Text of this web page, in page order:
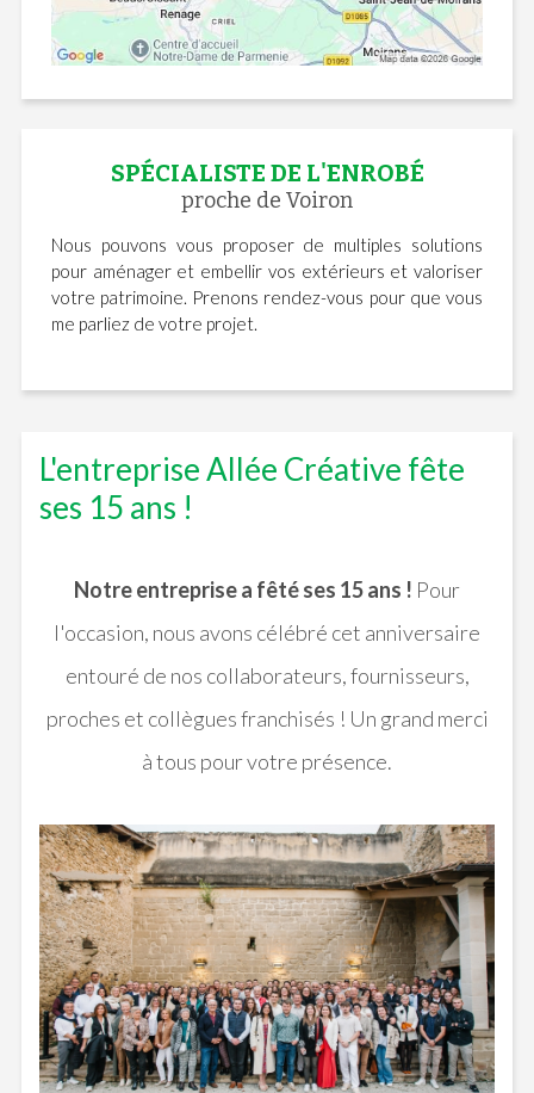
SPÉCIALISTE DE L'ENROBÉ
proche de Voiron
Nous pouvons vous proposer de multiples solutions
pour aménager et embellir vos extérieurs et valoriser
votre patrimoine. Prenons rendez-vous pour que vous
me parliez de votre projet.
L'entreprise Allée Créative fête
ses 15 ans !
Notre entreprise a fêté ses 15 ans ! Pour
l'occasion, nous avons célébré cet anniversaire
entouré de nos collaborateurs, fournisseurs,
proches et collègues franchisés ! Un grand merci
à tous pour votre présence.